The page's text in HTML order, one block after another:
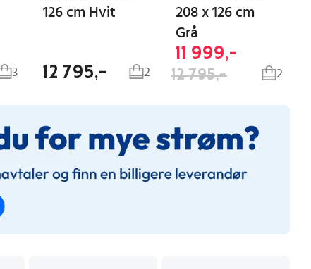
3
126 cm Hvit
12 795,- 2
208 x 126 cm
Grå
11 999,-
12 795,- 2